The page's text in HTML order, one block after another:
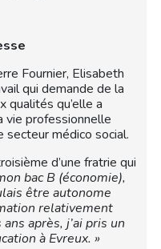
Fournier, Elisabeth
qui demande de la
qualités qu’elle a
vie professionnelle
médico social.
d’une fratrie qui
bac B (économie),
être autonome
relativement
après, j’ai pris un
à Evreux. »